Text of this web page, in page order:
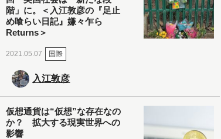
階」に。＜入江敦彦の『足止
め喰らい日記』嫌々乍ら
Returns＞
2021.05.07 国際
入江敦彦
仮想通貨は“仮想”な存在なの
か？ 拡大する現実世界への
影響